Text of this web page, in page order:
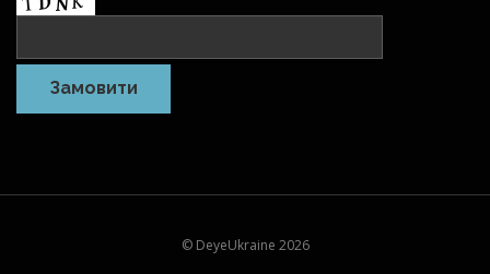
© DeyeUkraine 2026